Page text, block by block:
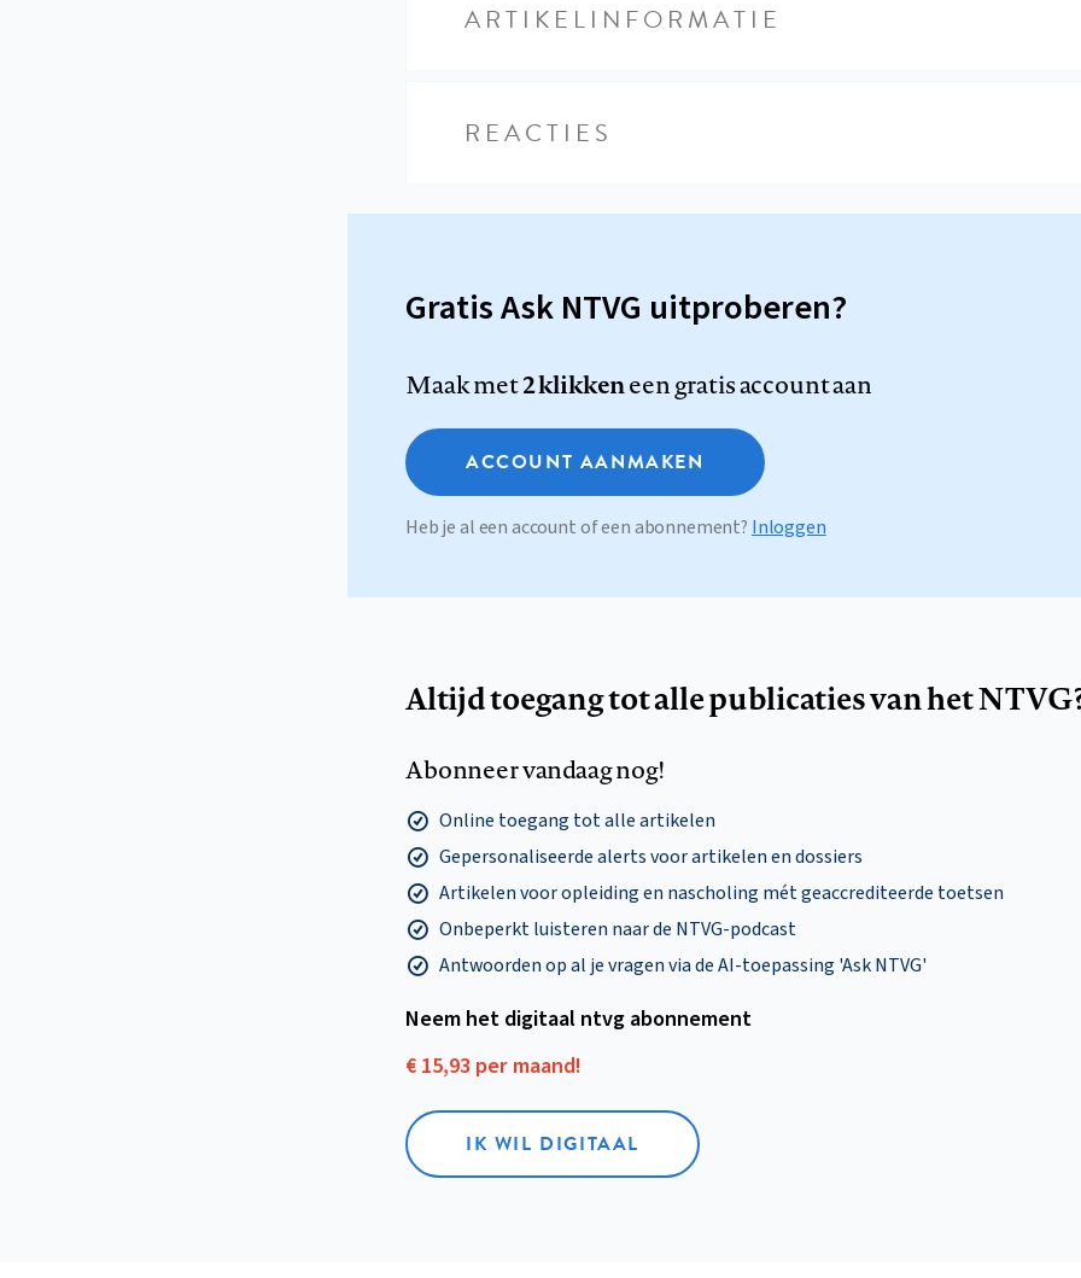
ARTIKELINFORMATIE
REACTIES
Gratis Ask NTVG uitproberen?
Maak met2 klikkeneen gratis account aan
ACCOUNT AANMAKEN
Heb je al een account of een abonnement? Inloggen
Altijd toegang tot alle publicaties van het
Abonneer vandaag nog!
Online toegang tot alle artikelen
Gepersonaliseerde alerts voor artikelen en dossiers
Artikelen voor opleiding en nascholing mét geaccrediteerde toetsen
Onbeperkt luisteren naar de NTVG-podcast
Antwoorden op al je vragen via de AI-toepassing 'Ask NTVG'
Neem het digitaal ntvg abonnement
€ 15,93 per maand!
IK WIL DIGITAAL